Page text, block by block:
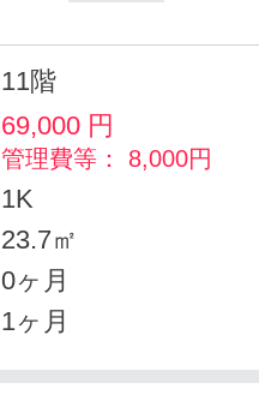
11階
69,000 円
管理費等： 8,000円
1K
23.7㎡
0ヶ月
1ヶ月